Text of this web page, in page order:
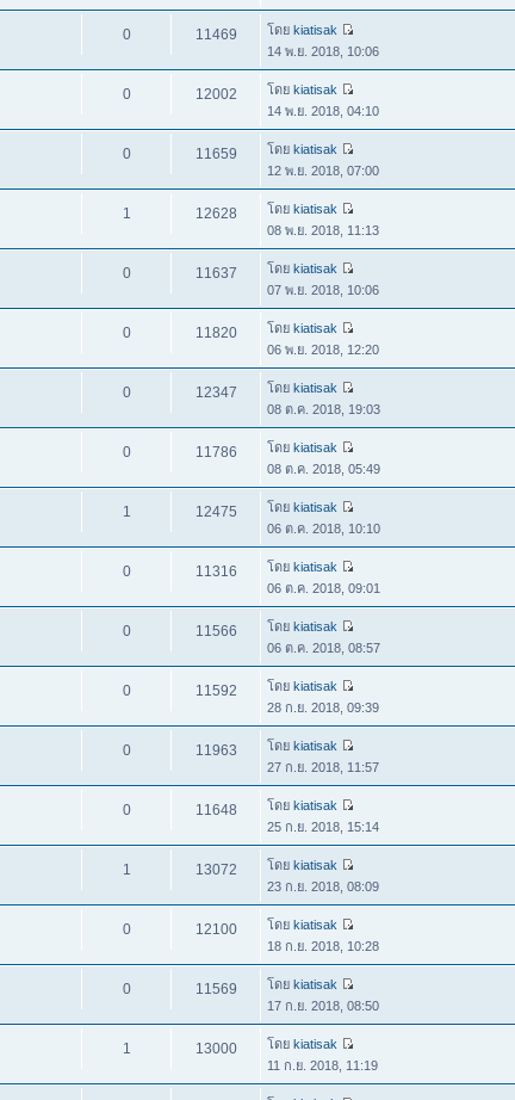
0 11469 โดยkiatisak
14 พ.ย. 2018, 10:06
0 12002 โดยkiatisak
14 พ.ย. 2018, 04:10
0 11659 โดยkiatisak
12 พ.ย. 2018, 07:00
1 12628 โดยkiatisak
08 พ.ย. 2018, 11:13
0 11637 โดยkiatisak
07 พ.ย. 2018, 10:06
0 11820 โดยkiatisak
06 พ.ย. 2018, 12:20
0 12347 โดยkiatisak
08 ต.ค. 2018, 19:03
0 11786 โดยkiatisak
08 ต.ค. 2018, 05:49
1 12475 โดยkiatisak
06 ต.ค. 2018, 10:10
0 11316 โดยkiatisak
06 ต.ค. 2018, 09:01
0 11566 โดยkiatisak
06 ต.ค. 2018, 08:57
0 11592 โดยkiatisak
28 ก.ย. 2018, 09:39
0 11963 โดยkiatisak
27 ก.ย. 2018, 11:57
0 11648 โดยkiatisak
25 ก.ย. 2018, 15:14
1 13072 โดยkiatisak
23 ก.ย. 2018, 08:09
0 12100 โดยkiatisak
18 ก.ย. 2018, 10:28
0 11569 โดยkiatisak
17 ก.ย. 2018, 08:50
1 13000 โดยkiatisak
11 ก.ย. 2018, 11:19